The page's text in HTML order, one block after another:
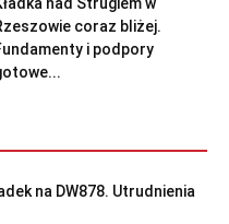
coraz bliżej.
i podpory
na DW878. Utrudnienia